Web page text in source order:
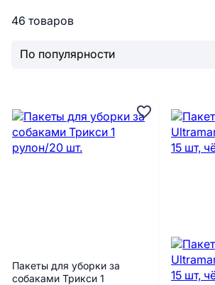
46 товаров
Пакеты для уборки за
собаками Трикси 1